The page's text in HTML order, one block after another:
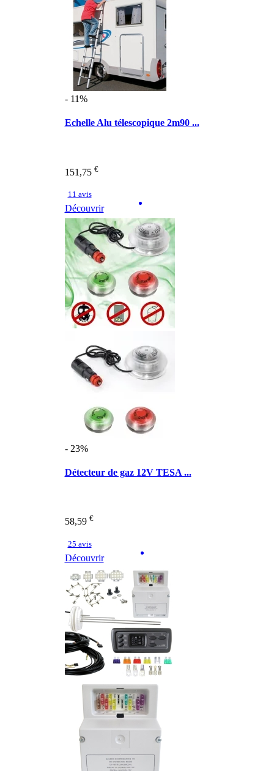
- 11%
Echelle Alu télescopique 2m90 ...
151,75 €
11 avis
Découvrir
- 23%
Détecteur de gaz 12V TESA ...
58,59 €
25 avis
Découvrir